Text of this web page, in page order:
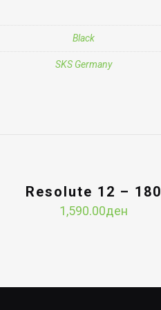
Black
SKS Germany
Resolute 12 – 180
1,590.00ден